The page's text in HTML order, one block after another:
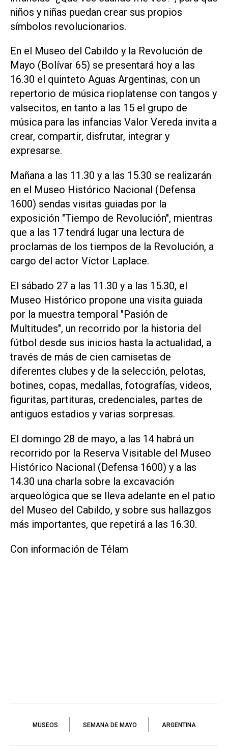
niños y niñas puedan crear sus propios
símbolos revolucionarios.
En el Museo del Cabildo y la Revolución de
Mayo (Bolívar 65) se presentará hoy a las
16.30 el quinteto Aguas Argentinas, con un
repertorio de música rioplatense con tangos y
valsecitos, en tanto a las 15 el grupo de
música para las infancias Valor Vereda invita a
crear, compartir, disfrutar, integrar y
expresarse.
Mañana a las 11.30 y a las 15.30 se realizarán
en el Museo Histórico Nacional (Defensa
1600) sendas visitas guiadas por la
exposición "Tiempo de Revolución", mientras
que a las 17 tendrá lugar una lectura de
proclamas de los tiempos de la Revolución, a
cargo del actor Víctor Laplace.
El sábado 27 a las 11.30 y a las 15.30, el
Museo Histórico propone una visita guiada
por la muestra temporal "Pasión de
Multitudes", un recorrido por la historia del
fútbol desde sus inicios hasta la actualidad, a
través de más de cien camisetas de
diferentes clubes y de la selección, pelotas,
botines, copas, medallas, fotografías, videos,
figuritas, partituras, credenciales, partes de
antiguos estadios y varias sorpresas.
El domingo 28 de mayo, a las 14 habrá un
recorrido por la Reserva Visitable del Museo
Histórico Nacional (Defensa 1600) y a las
14.30 una charla sobre la excavación
arqueológica que se lleva adelante en el patio
del Museo del Cabildo, y sobre sus hallazgos
más importantes, que repetirá a las 16.30.
Con información de Télam
MUSEOS SEMANA DE MAYO ARGENTINA